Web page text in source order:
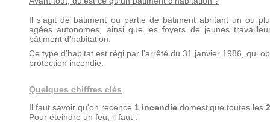
Il s'agit de bâtiment ou partie de bâtiment abritant un ou
agées autonomes, ainsi que les foyers de jeunes
bâtiment d'habitation.
Ce type d'habitat est régi par l'arrêté du 31 janvier 1986, qui
protection incendie.
Quelques chiffres clés
Il faut savoir qu'on recence 1 incendie domestique toutes les
Pour éteindre un feu, il faut :